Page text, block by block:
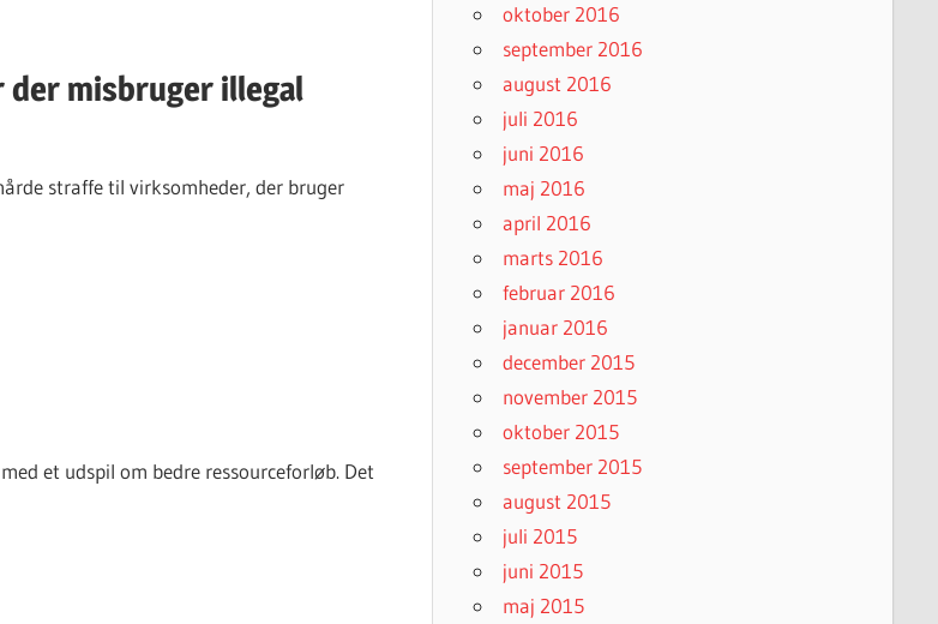
misbruger illegal
straffe til virksomheder, der bruger
et udspil om bedre ressourceforløb. Det
oktober 2016
september 2016
august 2016
juli 2016
juni 2016
maj 2016
april 2016
marts 2016
februar 2016
januar 2016
december 2015
november 2015
oktober 2015
september 2015
august 2015
juli 2015
juni 2015
maj 2015